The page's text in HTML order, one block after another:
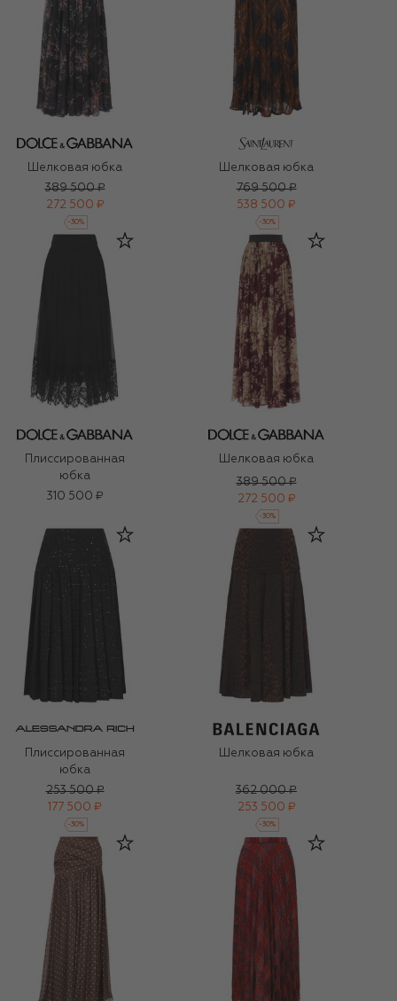
Шелковая юбка
389 500 ₽
272 500 ₽
-30%
Шелковая юбка
769 500 ₽
538 500 ₽
-30%
Плиссированная
юбка
310 500 ₽
Шелковая юбка
389 500 ₽
272 500 ₽
-30%
Плиссированная
юбка
253 500 ₽
177 500 ₽
-30%
Шелковая юбка
362 000 ₽
253 500 ₽
-30%